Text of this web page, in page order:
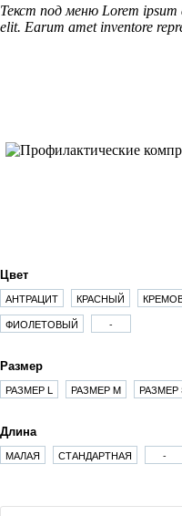
Текст под меню Lorem
elit. Earum amet inventore
Цвет
АНТРАЦИТ КРАСНЫЙ
ФИОЛЕТОВЫЙ
-
Размер
РАЗМЕР L РАЗМЕР M РАЗМЕР
Длина
МАЛАЯ СТАНДАРТНАЯ -